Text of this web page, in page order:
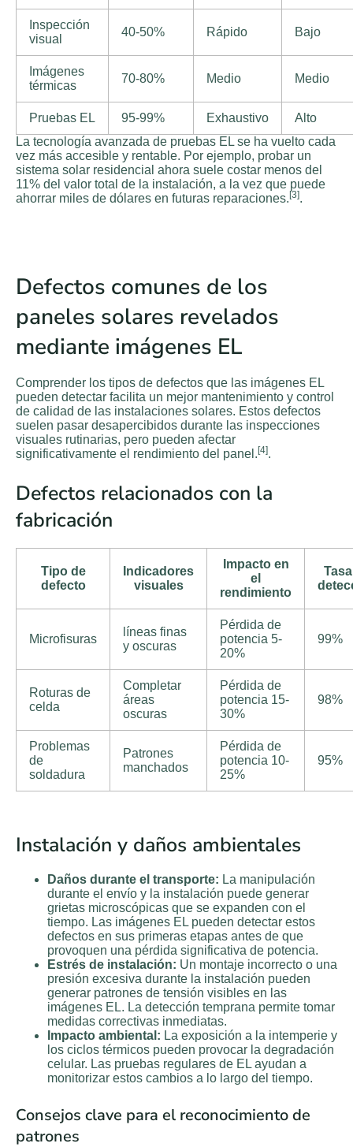
Inspección
visual
40-50% Rápido Bajo
Imágenes
térmicas
70-80% Medio Medio
Pruebas EL 95-99% Exhaustivo
Alto
La tecnología avanzada de pruebas EL se ha vuelto cada
vez más accesible y rentable. Por ejemplo, probar un
sistema solar residencial ahora suele costar menos del
11% del valor total de la instalación, a la vez que puede
ahorrar miles de dólares en futuras reparaciones.[3].
Defectos comunes de los
paneles solares revelados
mediante imágenes EL
Comprender los tipos de defectos que las imágenes EL
pueden detectar facilita un mejor mantenimiento y control
de calidad de las instalaciones solares. Estos defectos
suelen pasar desapercibidos durante las inspecciones
visuales rutinarias, pero pueden afectar
significativamente el rendimiento del panel. [4].
Defectos relacionados con la
fabricación
Tipo de
defecto
Indicadores
visuales
Impacto en
el
rendimiento
Microfisuras
líneas finas
y oscuras
Pérdida de
potencia 5-
20%
99%
Roturas de
celda
Completar
áreas
oscuras
Pérdida de
potencia 15-
30%
98%
Problemas
de
soldadura
Patrones
manchados
Pérdida de
potencia 10-
25%
95%
Instalación y daños ambientales
Daños durante el transporte: La manipulación
durante el envío y la instalación puede generar
grietas microscópicas que se expanden con el
tiempo. Las imágenes EL pueden detectar estos
defectos en sus primeras etapas antes de que
provoquen una pérdida significativa de potencia.
Estrés de instalación: Un montaje incorrecto o una
presión excesiva durante la instalación pueden
generar patrones de tensión visibles en las
imágenes EL. La detección temprana permite tomar
medidas correctivas inmediatas.
Impacto ambiental: La exposición a la intemperie y
los ciclos térmicos pueden provocar la degradación
celular. Las pruebas regulares de EL ayudan a
monitorizar estos cambios a lo largo del tiempo.
Consejos clave para el reconocimiento de
patrones